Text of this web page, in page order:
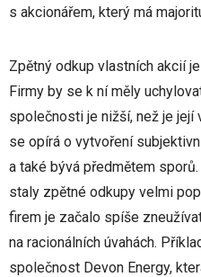
s akcionářem, který má
Zpětný odkup vlastních akcií
Firmy by se k ní měly
společnosti je nižší, než je její
se opírá o vytvoření
a také bývá předmětem
staly zpětné odkupy velmi
firem je začalo spíše
na racionálních úvahách.
společnost Devon Energy,